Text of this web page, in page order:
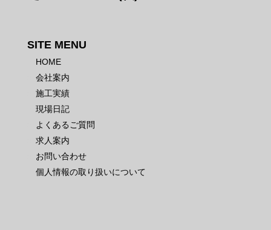
SITE MENU
HOME
会社案内
施工実績
現場日記
よくあるご質問
求人案内
お問い合わせ
個人情報の取り扱いについて